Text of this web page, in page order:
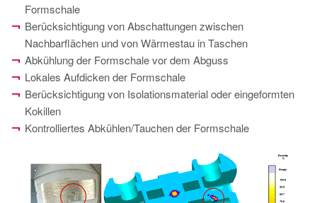
Formschale
Berücksichtigung von Abschattungen zwischen
Nachbarflächen und von Wärmestau in Taschen
Abkühlung der Formschale vor dem Abguss
Lokales Aufdicken der Formschale
Berücksichtigung von Isolationsmaterial oder eingeformten
Kokillen
Kontrolliertes Abkühlen/Tauchen der Formschale